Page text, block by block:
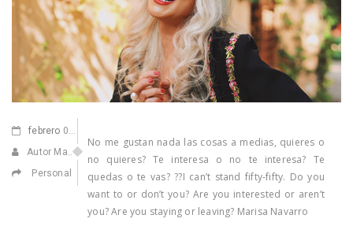
febrero 03,2021
Autor Marisa Navarro
Personal
No me gustan nada las cosas a medias, quieres o
no quieres? Te interesa o no te interesa? Te
quedas o te vas? ??I can’t stand fifty-fifty. Do you
want to or don’t you? Are you interested or aren’t
you? Are you staying or leaving? Marisa Navarro